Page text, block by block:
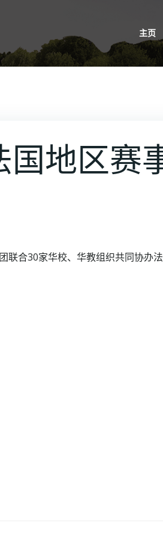
主页
地区赛
合30家华校、华教组织共同协办